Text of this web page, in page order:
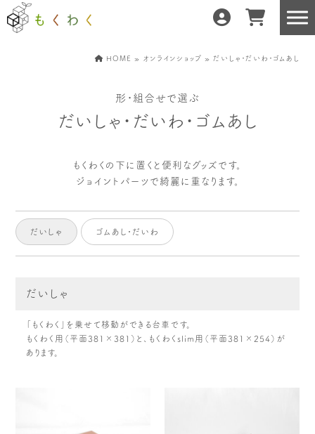
もくわくだけの特徴 地域の職人の手仕事で
どんな暮らしにもフィット 森と暮らしを環る
産地・製造所紹介 樹種紹介
産地との相性診断
お知らせ
木や森のこと もくわく的 わくわく暮らし
もくわく開発ストーリー もくわく産地だより
HOME » オンラインショップ » だいしゃ・だいわ・ゴムあし
形・組合せで選ぶ
だいしゃ・だいわ・ゴムあし
もくわくの下に置くと便利なグッズです。
ジョイントパーツで綺麗に重なります。
だいしゃ ゴムあし・だいわ
だいしゃ
「もくわく」を乗せて移動ができる台車です。
もくわく用（平面381×381）と、もくわくslim用（平面381×254）が
あります。